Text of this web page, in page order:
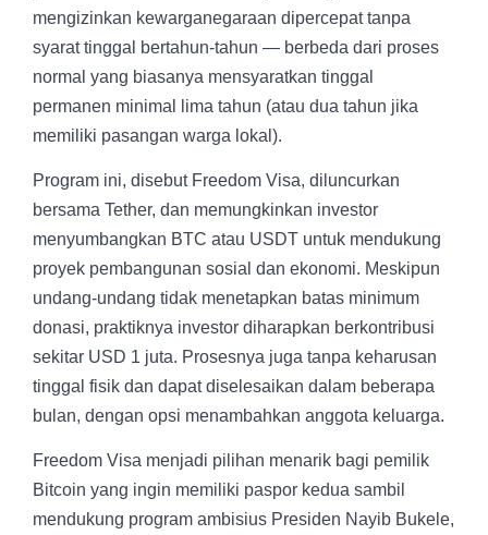
mengizinkan kewarganegaraan dipercepat tanpa
syarat tinggal bertahun-tahun — berbeda dari proses
normal yang biasanya mensyaratkan tinggal
permanen minimal lima tahun (atau dua tahun jika
memiliki pasangan warga lokal).
Program ini, disebut Freedom Visa, diluncurkan
bersama Tether, dan memungkinkan investor
menyumbangkan BTC atau USDT untuk mendukung
proyek pembangunan sosial dan ekonomi. Meskipun
undang-undang tidak menetapkan batas minimum
donasi, praktiknya investor diharapkan berkontribusi
sekitar USD 1 juta. Prosesnya juga tanpa keharusan
tinggal fisik dan dapat diselesaikan dalam beberapa
bulan, dengan opsi menambahkan anggota keluarga.
Freedom Visa menjadi pilihan menarik bagi pemilik
Bitcoin yang ingin memiliki paspor kedua sambil
mendukung program ambisius Presiden Nayib Bukele,